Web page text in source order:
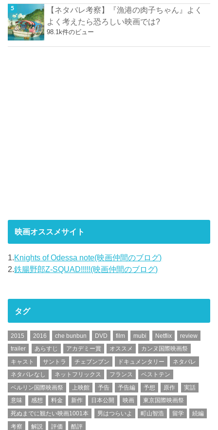
【ネタバレ考察】『漁港の肉子ちゃん』よく
よく考えたら恐ろしい映画では?
98.1k件のビュー
映画オススメサイト
1.Knights of Odessa note(映画仲間のブログ)
2.鉄腸野郎Z-SQUAD!!!!!(映画仲間のブログ)
タグ
2015 2016 che bunbun DVD film mubi Netflix
review
trailer
あらすじ アカデミー賞 オススメ
カンヌ国際映画祭
キャスト
サントラ チェブンブン ドキュメンタリー
ネタバレ
ネタバレなし
ネットフリックス フランス
ベストテン
ベルリン国際映画祭
上映館 予告 予告編 予想 原作
実話
意味
感想 料金 新作 日本公開 映画
東京国際映画祭
死ぬまでに観たい映画1001本
男はつらいよ 町山智浩 留学
続編
考察
解説 評価 酷評